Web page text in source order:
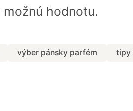
hodnotu.
výber pánsky parfém tipy